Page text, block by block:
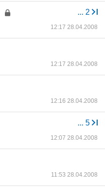
... 2
12:17 28.04.2008
12:17 28.04.2008
12:16 28.04.2008
... 5
12:07 28.04.2008
11:53 28.04.2008